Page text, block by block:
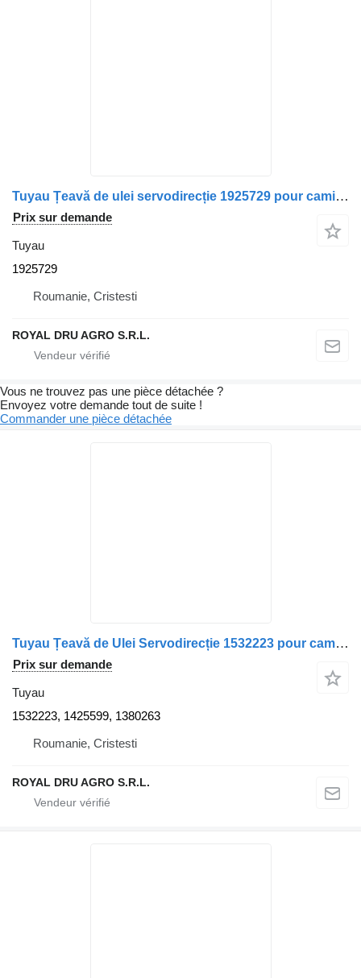
Tuyau Țeavă de ulei servodirecție 1925729 pour camion Scania – Cod
Prix sur demande
Tuyau
1925729
Roumanie, Cristesti
ROYAL DRU AGRO S.R.L.
Vous ne trouvez pas une pièce détachée ?
Envoyez votre demande tout de suite !
Commander une pièce détachée
Tuyau Țeavă de Ulei Servodirecție 1532223 pour camion Scania – Coduri
Prix sur demande
Tuyau
1532223, 1425599, 1380263
Roumanie, Cristesti
ROYAL DRU AGRO S.R.L.